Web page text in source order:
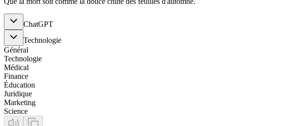
ChatGPT
Technologie
Général
Technologie
Médical
Finance
Éducation
Juridique
Marketing
Science